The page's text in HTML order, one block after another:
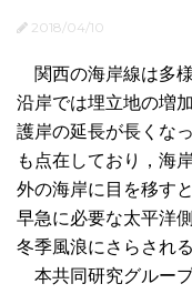
2018/04/10
関西の海岸線は多
沿岸では埋立地の増
護岸の延長が長くな
も点在しており，海
外の海岸に目を移す
早急に必要な太平洋
冬季風浪にさらされ
本共同研究グルー